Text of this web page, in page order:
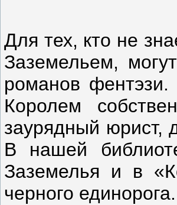
Для тех, кто не
Заземельем,
романов
Королем
заурядный юрист,
В нашей
Заземелья и в
черного единорога.